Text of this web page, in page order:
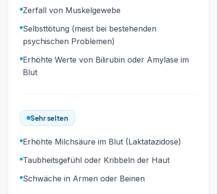
Zerfall von Muskelgewebe
Selbsttötung (meist bei bestehenden
psychischen Problemen)
Erhöhte Werte von Bilirubin oder Amylase im
Blut
Sehr selten
Erhöhte Milchsäure im Blut (Laktatazidose)
Taubheitsgefühl oder Kribbeln der Haut
Schwäche in Armen oder Beinen